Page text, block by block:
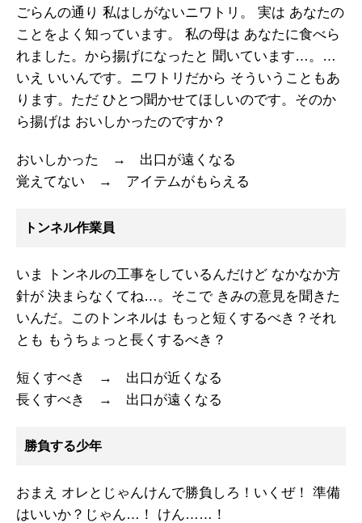
ごらんの通り 私はしがないニワトリ。 実は あなたの
ことをよく知っています。 私の母は あなたに食べら
れました。から揚げになったと 聞いています…。…
いえ いいんです。ニワトリだから そういうこともあ
ります。ただ ひとつ聞かせてほしいのです。そのか
ら揚げは おいしかったのですか？
おいしかった → 出口が遠くなる
覚えてない → アイテムがもらえる
トンネル作業員
いま トンネルの工事をしているんだけど なかなか方
針が 決まらなくてね…。そこで きみの意見を聞きた
いんだ。このトンネルは もっと短くするべき？それ
とも もうちょっと長くするべき？
短くすべき → 出口が近くなる
長くすべき → 出口が遠くなる
勝負する少年
おまえ オレとじゃんけんで勝負しろ！いくぜ！ 準備
はいいか？じゃん…！ けん……！